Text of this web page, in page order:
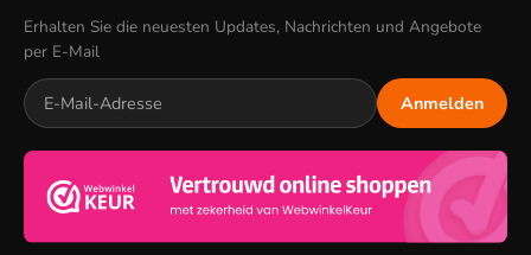
Erhalten Sie die neuesten Updates, Nachrichten und Angebote
per E-Mail
Anmelden